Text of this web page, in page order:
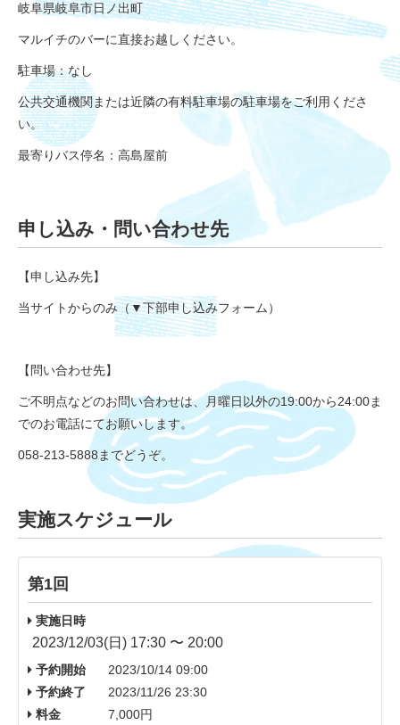
岐阜県岐阜市日ノ出町
マルイチのバーに直接お越しください。
駐車場：なし
公共交通機関または近隣の有料駐車場の駐車場をご利用くださ
い。
最寄りバス停名：高島屋前
申し込み・問い合わせ先
【申し込み先】
当サイトからのみ（▼下部申し込みフォーム）
【問い合わせ先】
ご不明点などのお問い合わせは、月曜日以外の19:00から24:00ま
でのお電話にてお願いします。
058-213-5888までどうぞ。
実施スケジュール
第1回
実施日時
2023/12/03(日) 17:30 〜 20:00
予約開始
2023/10/14 09:00
予約終了
2023/11/26 23:30
料金
7,000円